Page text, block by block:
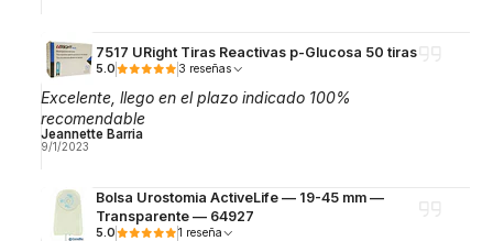
7517 URight Tiras Reactivas p-Glucosa 50 tiras
5.0 3 reseñas
Excelente, llego en el plazo indicado 100%
recomendable
Jeannette Barria
9/1/2023
Bolsa Urostomia ActiveLife — 19-45 mm —
Transparente — 64927
5.0 1 reseña